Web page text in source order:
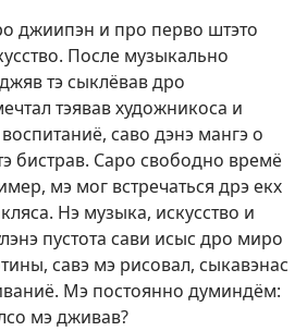
джиипэн и про перво штэто
После музыкально
тэ сыклёвав дро
тэявав художникоса и
саво дэнэ мангэ о
бистрав. Саро свободно времё
мэ мог встречаться дрэ екх
Нэ музыка, искусство и
пустота сави исыс дро миро
савэ мэ рисовал, сыкавэнас
Мэ постоянно думиндём:
мэ дживав?